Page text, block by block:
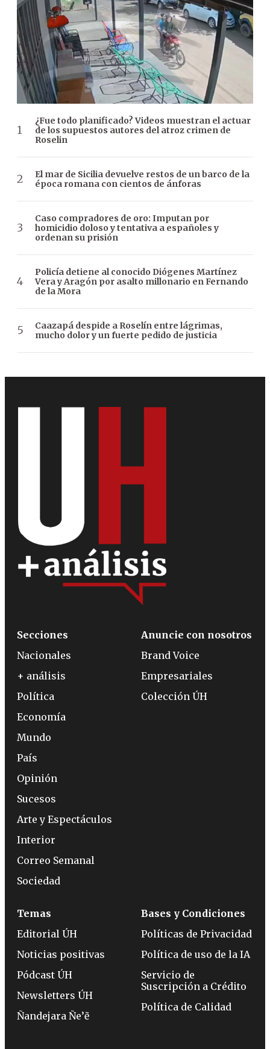
¿Fue todo planificado? Videos muestran el actuar
de los supuestos autores del atroz crimen de
Roselin
El mar de Sicilia devuelve restos de un barco de la
época romana con cientos de ánforas
Caso compradores de oro: Imputan por
homicidio doloso y tentativa a españoles y
ordenan su prisión
Policía detiene al conocido Diógenes Martínez
Vera y Aragón por asalto millonario en Fernando
de la Mora
Caazapá despide a Roselín entre lágrimas,
mucho dolor y un fuerte pedido de justicia
Secciones
Nacionales
+ análisis
Política
Economía
Mundo
País
Opinión
Sucesos
Arte y Espectáculos
Interior
Correo Semanal
Sociedad
Anuncie con nosotros
Brand Voice
Empresariales
Colección ÚH
Temas
Editorial ÚH
Noticias positivas
Pódcast ÚH
Newsletters ÚH
Ñandejara Ñe’ẽ
Bases y Condiciones
Políticas de Privacidad
Política de uso de la IA
Servicio de
Suscripción a Crédito
Política de Calidad